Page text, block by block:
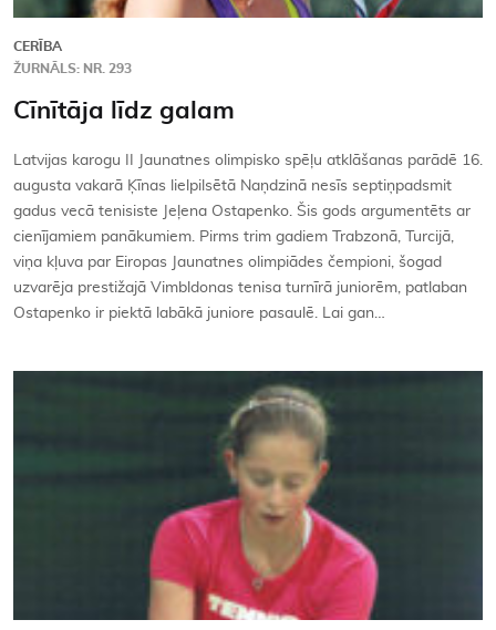
CERĪBA
ŽURNĀLS: NR. 293
Cīnītāja līdz galam
Latvijas karogu II Jaunatnes olimpisko spēļu atklāšanas parādē 16.
augusta vakarā Ķīnas lielpilsētā Naņdzinā nesīs septiņpadsmit
gadus vecā tenisiste Jeļena Ostapenko. Šis gods argumentēts ar
cienījamiem panākumiem. Pirms trim gadiem Trabzonā, Turcijā,
viņa kļuva par Eiropas Jaunatnes olimpiādes čempioni, šogad
uzvarēja prestižajā Vimbldonas tenisa turnīrā juniorēm, patlaban
Ostapenko ir piektā labākā juniore pasaulē. Lai gan…